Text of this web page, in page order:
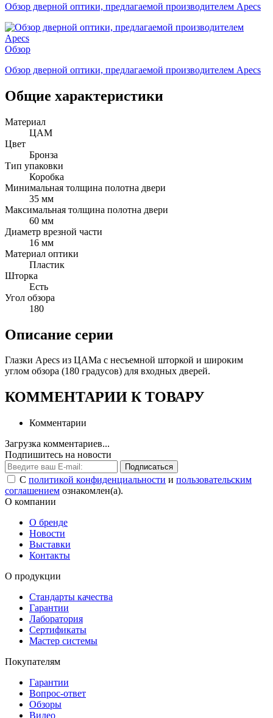
Обзор дверной оптики, предлагаемой производителем Apecs
Обзор
Обзор дверной оптики, предлагаемой производителем Apecs
Общие характеристики
Материал
ЦАМ
Цвет
Бронза
Тип упаковки
Коробка
Минимальная толщина полотна двери
35 мм
Максимальная толщина полотна двери
60 мм
Диаметр врезной части
16 мм
Материал оптики
Пластик
Шторка
Есть
Угол обзора
180
Описание серии
Глазки Apecs из ЦАМа с несъемной шторкой и широким
углом обзора (180 градусов) для входных дверей.
КОММЕНТАРИИ К ТОВАРУ
Комментарии
Загрузка комментариев...
Подпишитесь на новости
Подписаться
С политикой конфиденциальности и пользовательским
соглашением ознакомлен(а).
О компании
О бренде
Новости
Выставки
Контакты
О продукции
Стандарты качества
Гарантии
Лаборатория
Сертификаты
Мастер системы
Покупателям
Гарантии
Вопрос-ответ
Обзоры
Видео